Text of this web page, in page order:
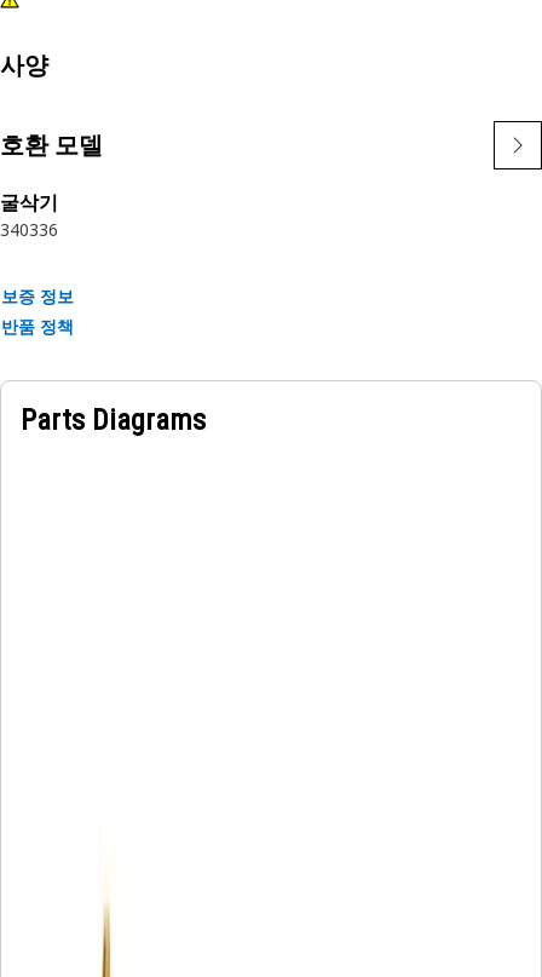
사양
호환 모델
굴삭기
340336
보증 정보
반품 정책
Parts Diagrams